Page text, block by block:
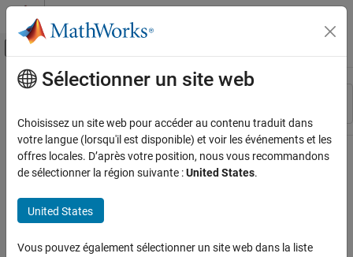
Passer au contenu
Activer/désactiver l'affichage du menu
Ressource
Contenu principal
Sélectionner un site web
Choisissez un site web pour accéder au contenu traduit dans
votre langue (lorsqu'il est disponible) et voir les événements et les
offres locales. D’après votre position, nous vous recommandons
de sélectionner la région suivante :United States.
United States
Vous pouvez également sélectionner un site web dans la liste